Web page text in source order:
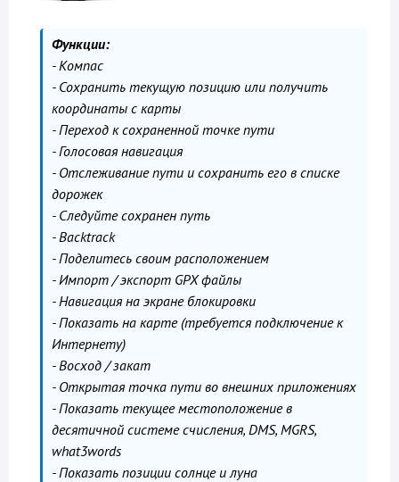
Функции:
- Компас
- Сохранить текущую позицию или получить
координаты с карты
- Переход к сохраненной точке пути
- Голосовая навигация
- Отслеживание пути и сохранить его в списке
дорожек
- Следуйте сохранен путь
- Backtrack
- Поделитесь своим расположением
- Импорт / экспорт GPX файлы
- Навигация на экране блокировки
- Показать на карте (требуется подключение к
Интернету)
- Восход / закат
- Открытая точка пути во внешних приложениях
- Показать текущее местоположение в
десятичной системе счисления, DMS, MGRS,
what3words
- Показать позиции солнце и луна